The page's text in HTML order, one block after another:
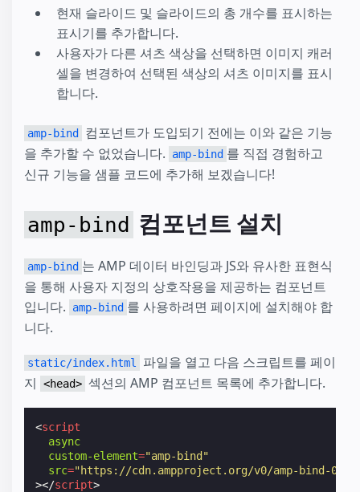
현재 슬라이드 및 슬라이드의 총 개수를 표시하는
표시기를 추가합니다.
사용자가 다른 셔츠 색상을 선택하면 이미지 캐러
셀을 변경하여 선택된 색상의 셔츠 이미지를 표시
합니다.
amp-bind
컴포넌트가 도입되기 전에는 이와 같은 기능
을 추가할 수 없었습니다.
amp-bind 를 직접 경험하고
신규 기능을 샘플 코드에 추가해 보겠습니다!
amp-bind 컴포넌트 설치
amp-bind 는 AMP 데이터 바인딩과 JS와 유사한 표현식
을 통해 사용자 지정의 상호작용을 제공하는 컴포넌트
입니다.
amp-bind 를 사용하려면 페이지에 설치해야 합
니다.
static/index.html
파일을 열고 다음 스크립트를 페이
지
<head> 섹션의 AMP 컴포넌트 목록에 추가합니다.
<script
async
custom-element="amp-bind"
src="https://cdn.ampproject.org/v0/amp-bind-
></script>